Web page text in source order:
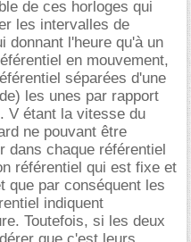
de ces horloges qui
les intervalles de
donnant l'heure qu'à un
en mouvement,
séparées d'une
les unes par rapport
V étant la vitesse du
ne pouvant être
dans chaque référentiel
référentiel qui est fixe et
que par conséquent les
indiquent
Toutefois, si les deux